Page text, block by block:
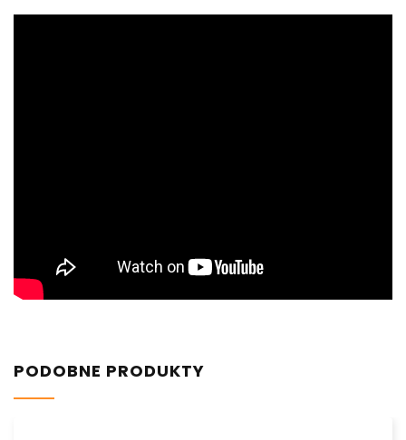
PODOBNE PRODUKTY